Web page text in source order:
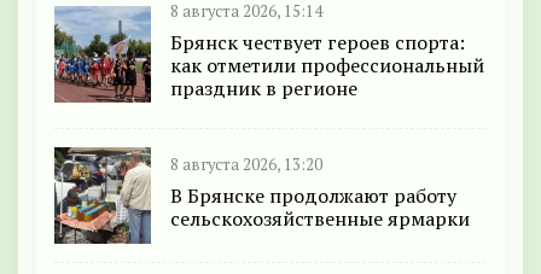
8 августа 2026, 15:14
Брянск чествует героев спорта:
как отметили профессиональный
праздник в регионе
8 августа 2026, 13:20
В Брянске продолжают работу
сельскохозяйственные ярмарки